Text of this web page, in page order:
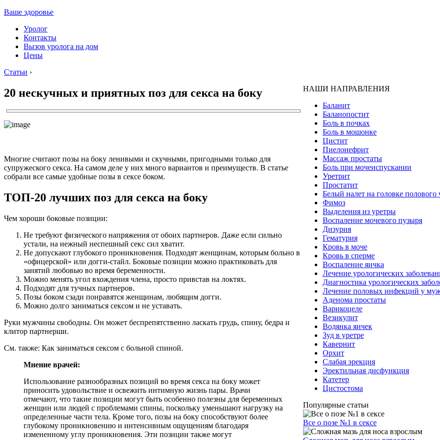
Ваше здоровье
Уролог
Контакты
Вызов уролога на дом
Цены
Статьи ›
20 нескучных и приятных поз для секса на боку
Многие считают позы на боку ленивыми и скучными, пригодными только для
супружеского секса. На самом деле у них много вариантов и преимуществ. В статье
собрали все самые удобные позы в сексе боком.
ТОП-20 лучших поз для секса на боку
Чем хороши боковые позиции:
Не требуют физического напряжения от обоих партнеров. Даже если сильно
устали, на нежный неспешный секс сил хватит.
Не допускают глубокого проникновения. Подходят женщинам, которым больно в
«офицерской» или догги-стайл. Боковые позиции можно практиковать для
занятий любовью во время беременности.
Можно менять угол вхождения члена, просто привстав на локтях.
Подходят для тучных партнеров.
Позы боком сзади понравятся женщинам, любящим догги.
Можно долго заниматься сексом и не уставать.
Руки мужчины свободны. Он может беспрепятственно ласкать грудь, спину, бедра и
клитор партнерши.
См. также: Как заниматься сексом с больной спиной.
Мнение врачей:
Использование разнообразных позиций во время секса на боку может
приносить удовольствие и освежить интимную жизнь пары. Врачи
отмечают, что такие позиции могут быть особенно полезны для беременных
женщин или людей с проблемами спины, поскольку уменьшают нагрузку на
определенные части тела. Кроме того, позы на боку способствуют более
глубокому проникновению и интенсивным ощущениям благодаря
измененному углу проникновения. Эти позиции также могут
НАШИ НАПРАВЛЕНИЯ
Баланит
Баланопостит
Боль в почках
Боль в мошонке
Цистит
Пиелонефрит
Массаж простаты
Боль при мочеиспускании
Уретрит
Простатит
Белый налет на головке полового
Фимоз
Выделения из уретры
Воспаление мочевого пузыря
Дизурия
Гематурия
Кровь в моче
Кровь в сперме
Воспаление яичка
Лечение урологических
Диагностика урологических
Лечение половых инфекций у
Аденома простаты
Варикоцеле
Везикулит
Водянка яичек
Зуд в уретре
Кавернит
Орхит
Слабая эрекция
Эректильная дисфункция
Катетер
Цистостома
Популярные статьи
Все о позе №1 в сексе